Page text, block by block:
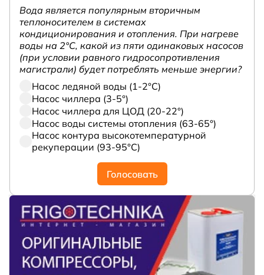
Вода является популярным вторичным
теплоносителем в системах
кондиционирования и отопления. При нагреве
воды на 2°С, какой из пяти одинаковых насосов
(при условии равного гидросопротивления
магистрали) будет потреблять меньше энергии?
Насос ледяной воды (1-2°С)
Насос чиллера (3-5°)
Насос чиллера для ЦОД (20-22°)
Насос воды системы отопления (63-65°)
Насос контура высокотемпературной
рекуперации (93-95°С)
Голосовать